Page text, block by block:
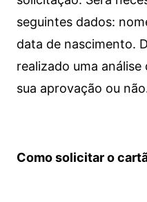
seguintes dados:
data de nascimento.
realizado uma
sua aprovação ou
Como solicitar o